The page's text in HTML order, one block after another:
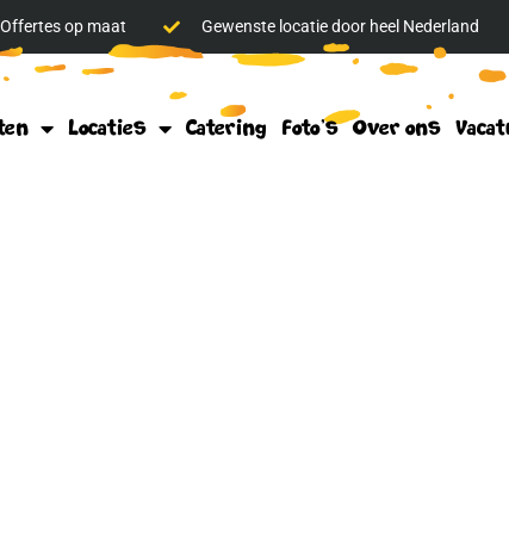
Offertes op maat Gewenste locatie door heel Nederland
Locaties Catering Foto’s Over ons